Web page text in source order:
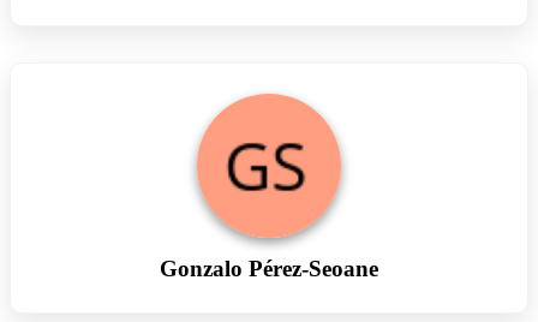
Gonzalo Pérez-Seoane